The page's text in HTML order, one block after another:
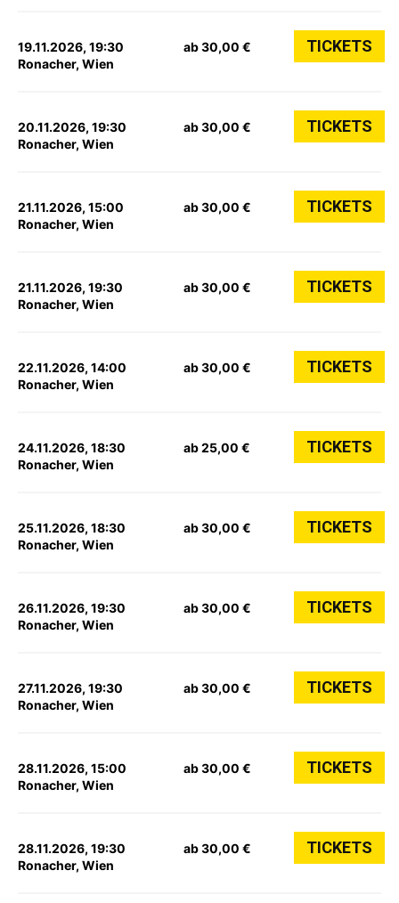
19.11.2026, 19:30
Ronacher, Wien
ab 30,00 € TICKETS
20.11.2026, 19:30
Ronacher, Wien
ab 30,00 € TICKETS
21.11.2026, 15:00
Ronacher, Wien
ab 30,00 € TICKETS
21.11.2026, 19:30
Ronacher, Wien
ab 30,00 € TICKETS
22.11.2026, 14:00
Ronacher, Wien
ab 30,00 € TICKETS
24.11.2026, 18:30
Ronacher, Wien
ab 25,00 € TICKETS
25.11.2026, 18:30
Ronacher, Wien
ab 30,00 € TICKETS
26.11.2026, 19:30
Ronacher, Wien
ab 30,00 € TICKETS
27.11.2026, 19:30
Ronacher, Wien
ab 30,00 € TICKETS
28.11.2026, 15:00
Ronacher, Wien
ab 30,00 € TICKETS
28.11.2026, 19:30
Ronacher, Wien
ab 30,00 € TICKETS